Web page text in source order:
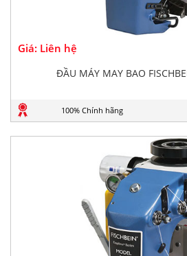
Giá: Liên hệ
ĐẦU MÁY MAY BAO
100% Chính hãng